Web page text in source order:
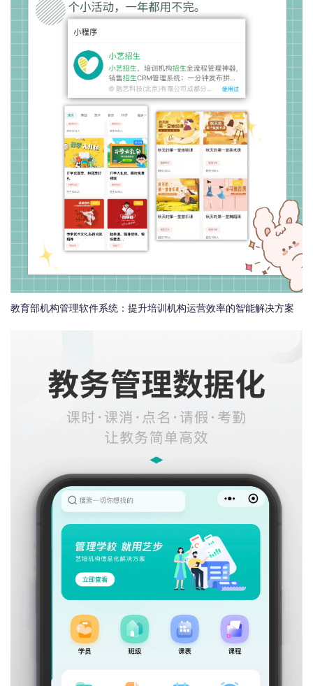
教育部机构管理软件系统：提升培训机构运营效率的智能解决方案